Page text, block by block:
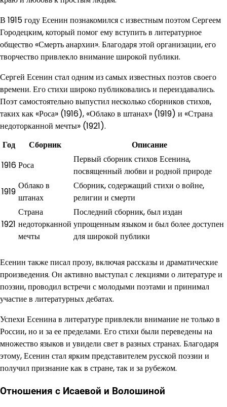
В 1915 году Есенин познакомился с известным поэтом Сергеем
Городецким, который помог ему вступить в литературное
общество «Смерть анархии». Благодаря этой организации, его
творчество привлекло внимание широкой публики.
Сергей Есенин стал одним из самых известных поэтов своего
времени. Его стихи широко публиковались и переиздавались.
Поэт самостоятельно выпустил несколько сборников стихов,
таких как «Роса» (1916), «Облако в штанах» (1919) и «Страна
недоторканной мечты» (1921).
Год
Сборник
Описание
1916Роса
Первый сборник стихов Есенина,
посвященный любви и родной природе
1919
Облако в
штанах
Сборник, содержащий стихи о войне,
религии и смерти
1921
Страна
недоторканной
мечты
Последний сборник, был издан
упрощенным языком и был более доступен
для широкой публики
Есенин также писал прозу, включая рассказы и драматические
произведения. Он активно выступал с лекциями о литературе и
поэзии, проводил встречи с молодыми поэтами и принимал
участие в литературных дебатах.
Успехи Есенина в литературе привлекли внимание не только в
России, но и за ее пределами. Его стихи были переведены на
множество языков и увидели свет в разных странах. Благодаря
этому, Есенин стал ярким представителем русской поэзии и
получил признание как в стране, так и за рубежом.
Отношения с Исаевой и Волошиной